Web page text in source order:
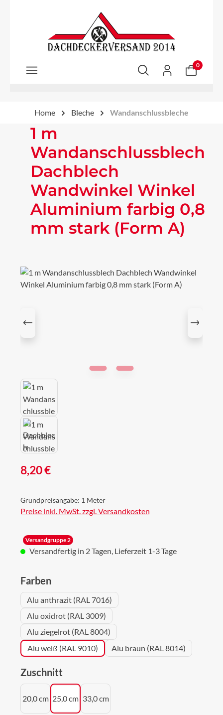
Zum Hauptinhalt springen
0
Home Bleche Wandanschlussbleche
1 m
Wandanschlussblech
Dachblech
Wandwinkel Winkel
Aluminium farbig 0,8
mm stark (Form A)
Bildergalerie überspringen
Regulärer Preis:
8,20 €
Grundpreisangabe: 1 Meter
Preise inkl. MwSt. zzgl. Versandkosten
Versandgruppe 2
Versandfertig in 2 Tagen, Lieferzeit 1-3 Tage
Farbenauswählen
Alu anthrazit (RAL 7016)
Alu oxidrot (RAL 3009)
Alu ziegelrot (RAL 8004)
Alu weiß (RAL 9010)
Alu braun (RAL 8014)
Zuschnitt
20,0 cm 25,0 cm 33,0 cm